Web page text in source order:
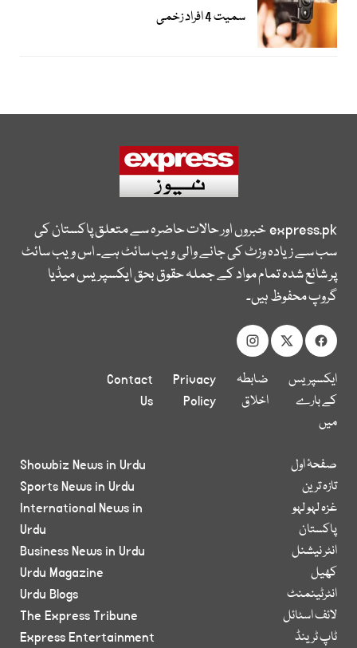
سمیت 4 افراد زخمی
express.pkخبروں اور حالات حاضرہ سے متعلق پاکستان کی
سب سے زیادہ وزٹ کی جانے والی ویب سائٹ ہے۔ اس ویب سائٹ
پر شائع شدہ تمام مواد کے جملہ حقوق بحق ایکسپریس میڈیا
گروپ محفوظ ہیں۔
ایکسپریس
کے بارے
میں
ضابطہ
اخلاق
Privacy
Policy
Contact
Us
صفحۂ اول
تازہ ترین
غزہ لہو لہو
پاکستان
انٹر نیشنل
کھیل
انٹرٹینمنٹ
لائف اسٹائل
ٹاپ ٹرینڈ
Showbiz News in Urdu
Sports News in Urdu
International News in
Urdu
Business News in Urdu
Urdu Magazine
Urdu Blogs
The Express Tribune
Express Entertainment